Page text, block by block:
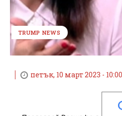
TRUMP NEWS
петък, 10 март 2023 -